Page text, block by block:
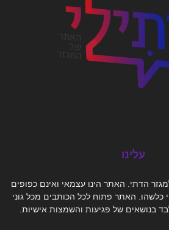
עלינו
הדתי. האתר הינו עצמאי ואינם כפופים
כלשהו. האתר פתוח לכל הכותבים מכל גוני
בנושאים של פגיעות והשמצות אישיות.